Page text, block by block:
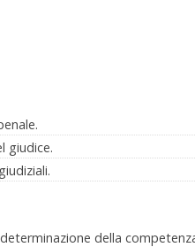
giudice.
della